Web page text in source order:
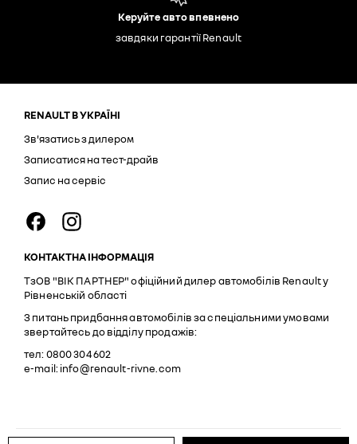
Керуйте авто впевнено
завдяки гарантії Renault
RENAULT В УКРАЇНІ
Зв'язатись з дилером
Записатися на тест-драйв
Запис на сервіс
КОНТАКТНА ІНФОРМАЦІЯ
ТзОВ "ВІК ПАРТНЕР" офіційний дилер автомобілів Renault у
Рівненській області
З питань придбання автомобілів за спеціальними умовами
звертайтесь до відділу продажів:
тел: 0800 304 602
e-mail: info@renault-rivne.com